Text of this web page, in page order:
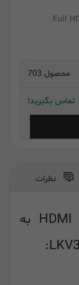
محصول 703
تماس بگیرید!
مشخصات کلی مبدل ویدیویی HDMI به